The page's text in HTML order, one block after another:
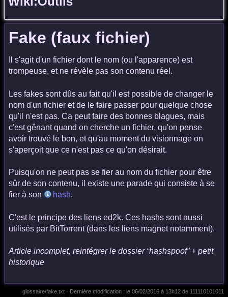
Fake (faux fichier)
Il s'agit d'un fichier dont le nom (ou l'apparence) est
trompeuse, et ne révèle pas son contenu réel.
Les fakes sont dûs au fait qu'il est possible de changer le
nom d'un fichier et de le faire passer pour quelque chose
qu'il n'est pas. Ca peut faire des bonnes blagues, mais
c'est gênant quand on cherche un fichier, qu'on pense
avoir trouvé le bon, et qu'au moment du visionnage on
s'aperçoit que ce n'est pas ce qu'on désirait.
Puisqu'on ne peut pas se fier au nom du fichier pour être
sûr de son contenu, il existe une parade qui consiste à se
fier à son
hash.
C'est le principe des liens ed2k. Ces hashs sont aussi
utilisés par BitTorrent (dans les liens magnet notamment).
Article incomplet, reintégrer le dossier “hashspoof” + petit
historique
glossaire/fake.txt · Dernière modification : le 06/02/2016 à 13h12 de 111110101011